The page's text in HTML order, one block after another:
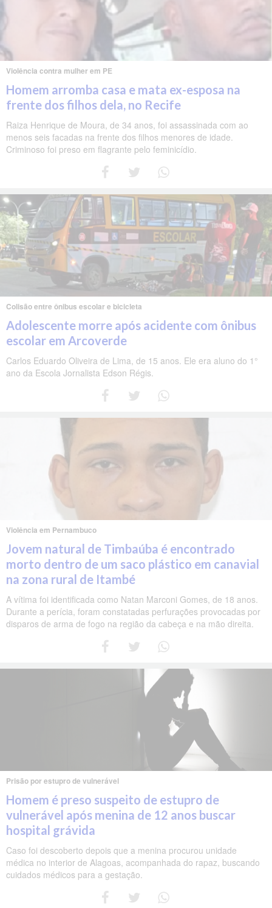
Violência contra mulher em PE
Homem arromba casa e mata ex-esposa na
frente dos filhos dela, no Recife
Raiza Henrique de Moura, de 34 anos, foi assassinada com ao
menos seis facadas na frente dos filhos menores de idade.
Criminoso foi preso em flagrante pelo feminicídio.
Colisão entre ônibus escolar e bicicleta
Adolescente morre após acidente com ônibus
escolar em Arcoverde
Carlos Eduardo Oliveira de Lima, de 15 anos. Ele era aluno do 1°
ano da Escola Jornalista Edson Régis.
Violência em Pernambuco
Jovem natural de Timbaúba é encontrado
morto dentro de um saco plástico em canavial
na zona rural de Itambé
A vítima foi identificada como Natan Marconi Gomes, de 18 anos.
Durante a perícia, foram constatadas perfurações provocadas por
disparos de arma de fogo na região da cabeça e na mão direita.
Prisão por estupro de vulnerável
Homem é preso suspeito de estupro de
vulnerável após menina de 12 anos buscar
hospital grávida
Caso foi descoberto depois que a menina procurou unidade
médica no interior de Alagoas, acompanhada do rapaz, buscando
cuidados médicos para a gestação.